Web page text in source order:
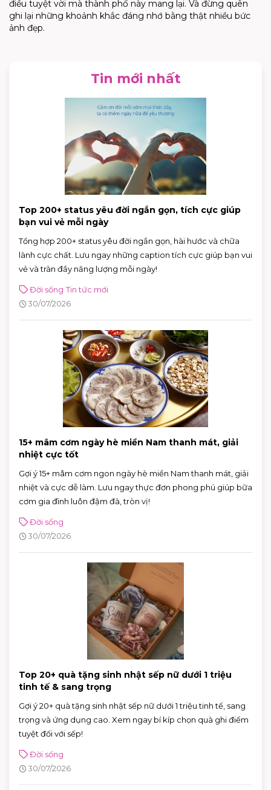
điều tuyệt vời mà thành phố này mang lại. Và đừng quên
ghi lại những khoảnh khắc đáng nhớ bằng thật nhiều bức
ảnh đẹp.
Tin mới nhất
Top 200+ status yêu đời ngắn gọn, tích cực giúp
bạn vui vẻ mỗi ngày
Tổng hợp 200+ status yêu đời ngắn gọn, hài hước và chữa
lành cực chất. Lưu ngay những caption tích cực giúp bạn vui
vẻ và tràn đầy năng lượng mỗi ngày!
Đời sống Tin tức mới
30/07/2026
15+ mâm cơm ngày hè miền Nam thanh mát, giải
nhiệt cực tốt
Gợi ý 15+ mâm cơm ngon ngày hè miền Nam thanh mát, giải
nhiệt và cực dễ làm. Lưu ngay thực đơn phong phú giúp bữa
cơm gia đình luôn đậm đà, tròn vị!
Đời sống
30/07/2026
Top 20+ quà tặng sinh nhật sếp nữ dưới 1 triệu
tinh tế & sang trọng
Gợi ý 20+ quà tặng sinh nhật sếp nữ dưới 1 triệu tinh tế, sang
trọng và ứng dụng cao. Xem ngay bí kíp chọn quà ghi điểm
tuyệt đối với sếp!
Đời sống
30/07/2026